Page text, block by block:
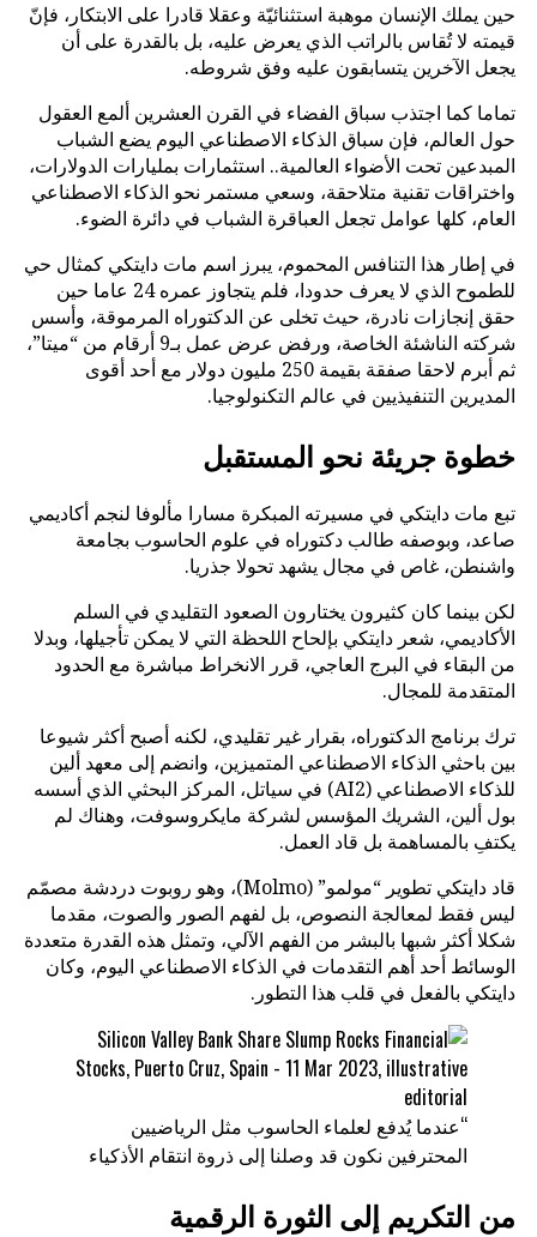
حين يملك الإنسان موهبة استثنائيّة وعقلا قادرا على الابتكار، فإنّ
قيمته لا تُقاس بالراتب الذي يعرض عليه، بل بالقدرة على أن
يجعل الآخرين يتسابقون عليه وفق شروطه.
تماما كما اجتذب سباق الفضاء في القرن العشرين ألمع العقول
حول العالم، فإن سباق الذكاء الاصطناعي اليوم يضع الشباب
المبدعين تحت الأضواء العالمية.. استثمارات بمليارات الدولارات،
واختراقات تقنية متلاحقة، وسعي مستمر نحو الذكاء الاصطناعي
العام، كلها عوامل تجعل العباقرة الشباب في دائرة الضوء.
في إطار هذا التنافس المحموم، يبرز اسم مات دايتكي كمثال حي
للطموح الذي لا يعرف حدودا، فلم يتجاوز عمره 24 عاما حين
حقق إنجازات نادرة، حيث تخلى عن الدكتوراه المرموقة، وأسس
شركته الناشئة الخاصة، ورفض عرض عمل بـ9 أرقام من “ميتا”،
ثم أبرم لاحقا صفقة بقيمة 250 مليون دولار مع أحد أقوى
المديرين التنفيذيين في عالم التكنولوجيا.
خطوة جريئة نحو المستقبل
تبع مات دايتكي في مسيرته المبكرة مسارا مألوفا لنجم أكاديمي
صاعد، وبوصفه طالب دكتوراه في علوم الحاسوب بجامعة
واشنطن، غاص في مجال يشهد تحولا جذريا.
لكن بينما كان كثيرون يختارون الصعود التقليدي في السلم
الأكاديمي، شعر دايتكي بإلحاح اللحظة التي لا يمكن تأجيلها، وبدلا
من البقاء في البرج العاجي، قرر الانخراط مباشرة مع الحدود
المتقدمة للمجال.
ترك برنامج الدكتوراه، بقرار غير تقليدي، لكنه أصبح أكثر شيوعا
بين باحثي الذكاء الاصطناعي المتميزين، وانضم إلى معهد ألين
للذكاء الاصطناعي (AI2) في سياتل، المركز البحثي الذي أسسه
بول ألين، الشريك المؤسس لشركة مايكروسوفت، وهناك لم
يكتفِ بالمساهمة بل قاد العمل.
قاد دايتكي تطوير “مولمو” (Molmo)، وهو روبوت دردشة مصمّم
ليس فقط لمعالجة النصوص، بل لفهم الصور والصوت، مقدما
شكلا أكثر شبها بالبشر من الفهم الآلي، وتمثل هذه القدرة متعددة
الوسائط أحد أهم التقدمات في الذكاء الاصطناعي اليوم، وكان
دايتكي بالفعل في قلب هذا التطور.
“عندما يُدفع لعلماء الحاسوب مثل الرياضيين
المحترفين نكون قد وصلنا إلى ذروة انتقام الأذكياء
من التكريم إلى الثورة الرقمية